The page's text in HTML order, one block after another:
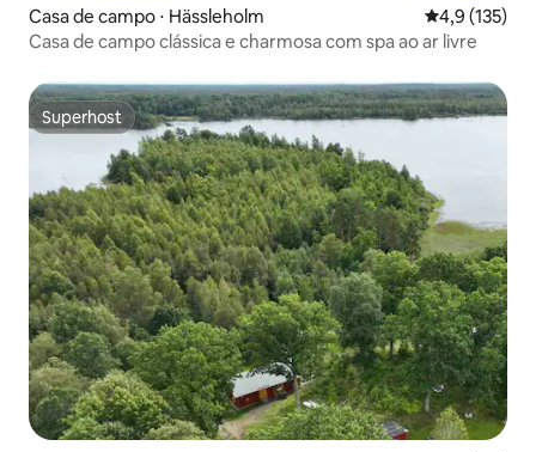
Casa de campo ⋅ Hässleholm 4,9 de uma
4,9 (135)
Casa de campo clássica e charmosa com spa ao ar livre
Superhost
Superhost